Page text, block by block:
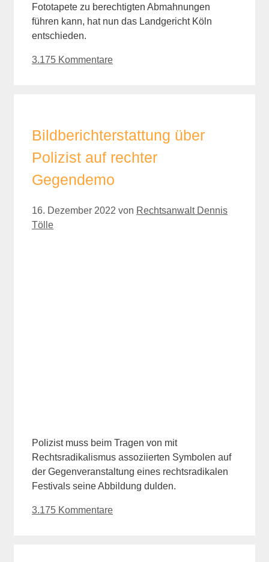
Fototapete zu berechtigten Abmahnungen
führen kann, hat nun das Landgericht Köln
entschieden.
3.175 Kommentare
Bildberichterstattung über
Polizist auf rechter
Gegendemo
16. Dezember 2022 von Rechtsanwalt Dennis
Tölle
Polizist muss beim Tragen von mit
Rechtsradikalismus assoziierten Symbolen auf
der Gegenveranstaltung eines rechtsradikalen
Festivals seine Abbildung dulden.
3.175 Kommentare